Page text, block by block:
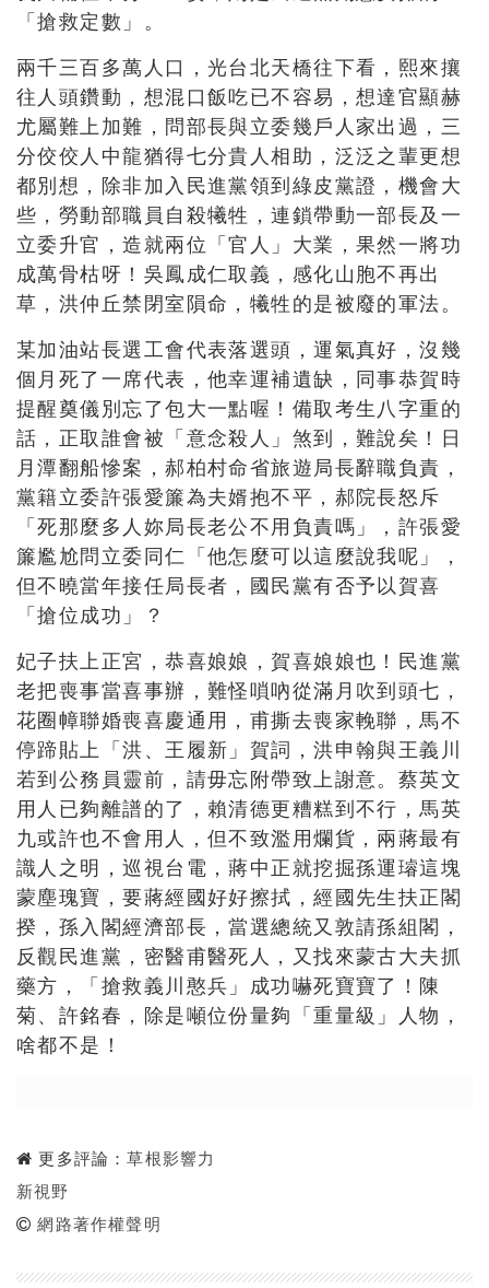
「搶救定數」。
兩千三百多萬人口，光台北天橋往下看，熙來攘
往人頭鑽動，想混口飯吃已不容易，想達官顯赫
尤屬難上加難，問部長與立委幾戶人家出過，三
分佼佼人中龍猶得七分貴人相助，泛泛之輩更想
都別想，除非加入民進黨領到綠皮黨證，機會大
些，勞動部職員自殺犧牲，連鎖帶動一部長及一
立委升官，造就兩位「官人」大業，果然一將功
成萬骨枯呀！吳鳳成仁取義，感化山胞不再出
草，洪仲丘禁閉室隕命，犧牲的是被廢的軍法。
某加油站長選工會代表落選頭，運氣真好，沒幾
個月死了一席代表，他幸運補遺缺，同事恭賀時
提醒奠儀別忘了包大一點喔！備取考生八字重的
話，正取誰會被「意念殺人」煞到，難說矣！日
月潭翻船慘案，郝柏村命省旅遊局長辭職負責，
黨籍立委許張愛簾為夫婿抱不平，郝院長怒斥
「死那麼多人妳局長老公不用負責嗎」，許張愛
簾尷尬問立委同仁「他怎麼可以這麼說我呢」，
但不曉當年接任局長者，國民黨有否予以賀喜
「搶位成功」？
妃子扶上正宮，恭喜娘娘，賀喜娘娘也！民進黨
老把喪事當喜事辦，難怪嗩吶從滿月吹到頭七，
花圈幛聯婚喪喜慶通用，甫撕去喪家輓聯，馬不
停蹄貼上「洪、王履新」賀詞，洪申翰與王義川
若到公務員靈前，請毋忘附帶致上謝意。蔡英文
用人已夠離譜的了，賴清德更糟糕到不行，馬英
九或許也不會用人，但不致濫用爛貨，兩蔣最有
識人之明，巡視台電，蔣中正就挖掘孫運璿這塊
蒙塵瑰寶，要蔣經國好好擦拭，經國先生扶正閣
揆，孫入閣經濟部長，當選總統又敦請孫組閣，
反觀民進黨，密醫甫醫死人，又找來蒙古大夫抓
藥方，「搶救義川憨兵」成功嚇死寶寶了！陳
菊、許銘春，除是噸位份量夠「重量級」人物，
啥都不是！
更多評論：草根影響力
新視野
網路著作權聲明